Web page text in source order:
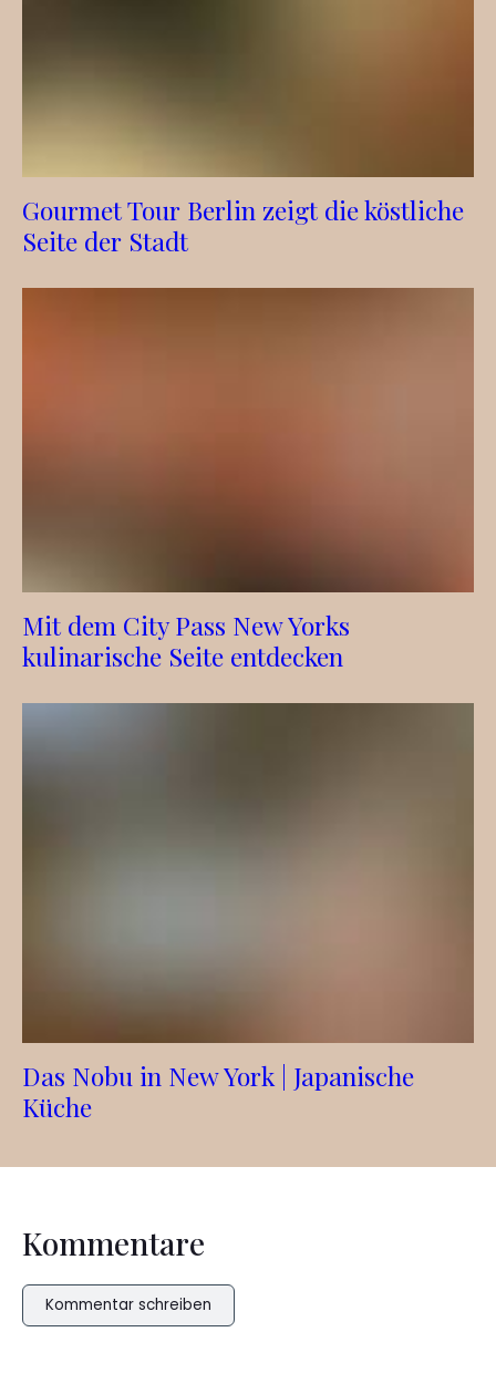
Gourmet Tour Berlin zeigt die köstliche
Seite der Stadt
Mit dem City Pass New Yorks
kulinarische Seite entdecken
Das Nobu in New York | Japanische
Küche
Kommentare
Kommentar schreiben